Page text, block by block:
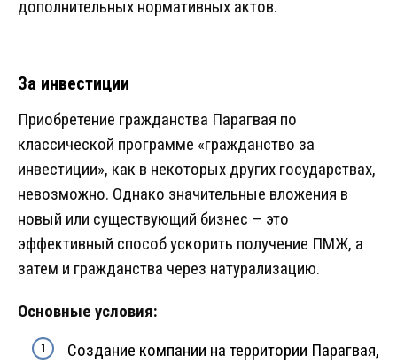
дополнительных нормативных актов.
За инвестиции
Приобретение гражданства Парагвая по
классической программе «гражданство за
инвестиции», как в некоторых других государствах,
невозможно. Однако значительные вложения в
новый или существующий бизнес — это
эффективный способ ускорить получение ПМЖ, а
затем и гражданства через натурализацию.
Основные условия:
Создание компании на территории Парагвая,